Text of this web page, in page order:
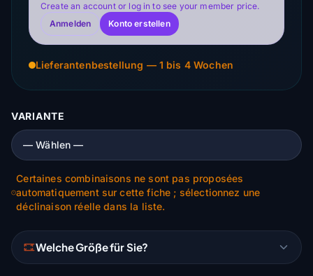
Create an account or log in to see your member price.
Anmelden
Konto erstellen
Lieferantenbestellung — 1 bis 4 Wochen
VARIANTE
Certaines combinaisons ne sont pas proposées
automatiquement sur cette fiche ; sélectionnez une
déclinaison réelle dans la liste.
Welche Größe für Sie?